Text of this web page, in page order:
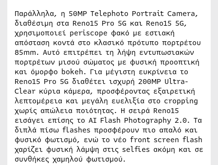
Παράλληλα, η 50MP Telephoto Portrait Camera,
διαθέσιμη στα Reno15 Pro 5G και Reno15 5G,
χρησιμοποιεί periscope φακό με εστιακή
απόσταση κοντά στο κλασικό πρότυπο πορτρέτου
85mm. Αυτό επιτρέπει τη λήψη εντυπωσιακών
πορτρέτων μισού σώματος με φυσική προοπτική
και όμορφο bokeh. Για μέγιστη ευκρίνεια το
Reno15 Pro 5G διαθέτει ισχυρή 200MP Ultra-
Clear κύρια κάμερα, προσφέροντας εξαιρετική
λεπτομέρεια και μεγάλη ευελιξία στο cropping
χωρίς απώλεια ποιότητας. Η σειρά Reno15
εισάγει επίσης το AI Flash Photography 2.0. Τα
διπλά πίσω flashes προσφέρουν πιο απαλό και
φυσικό φωτισμό, ενώ το νέο front screen flash
χαρίζει φυσική λάμψη στις selfies ακόμη και σε
συνθήκες χαμηλού φωτισμού.